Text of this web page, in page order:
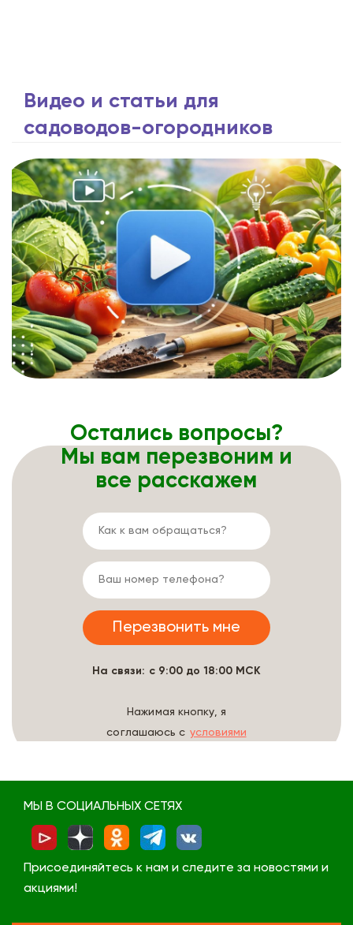
Видео и статьи для
садоводов-огородников
Остались вопросы?
Мы вам перезвоним и
все расскажем
На связи: с 9:00 до 18:00 МСК
Нажимая кнопку, я
соглашаюсь с условиями
МЫ В СОЦИАЛЬНЫХ СЕТЯХ
Присоединяйтесь к нам и следите за новостями и
акциями!